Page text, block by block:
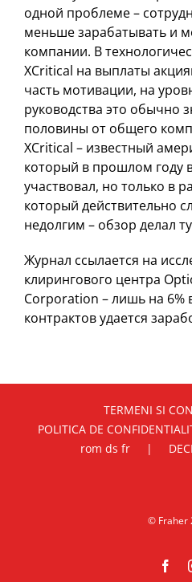
одной проблеме –
меньше зарабатывать и
компании. В
XCritical на выплаты
часть мотивации, на
руководства это обычно
половины от общего
XCritical – известный
который в прошлом году
участвовал, но только в
который действительно
недолгим – обзор делал
Журнал ссылается на
клирингового центра
Corporation – лишь на 6%
контрактов удается
TERMENI SI
POLITICA DE
rom ds fr
© Fraher